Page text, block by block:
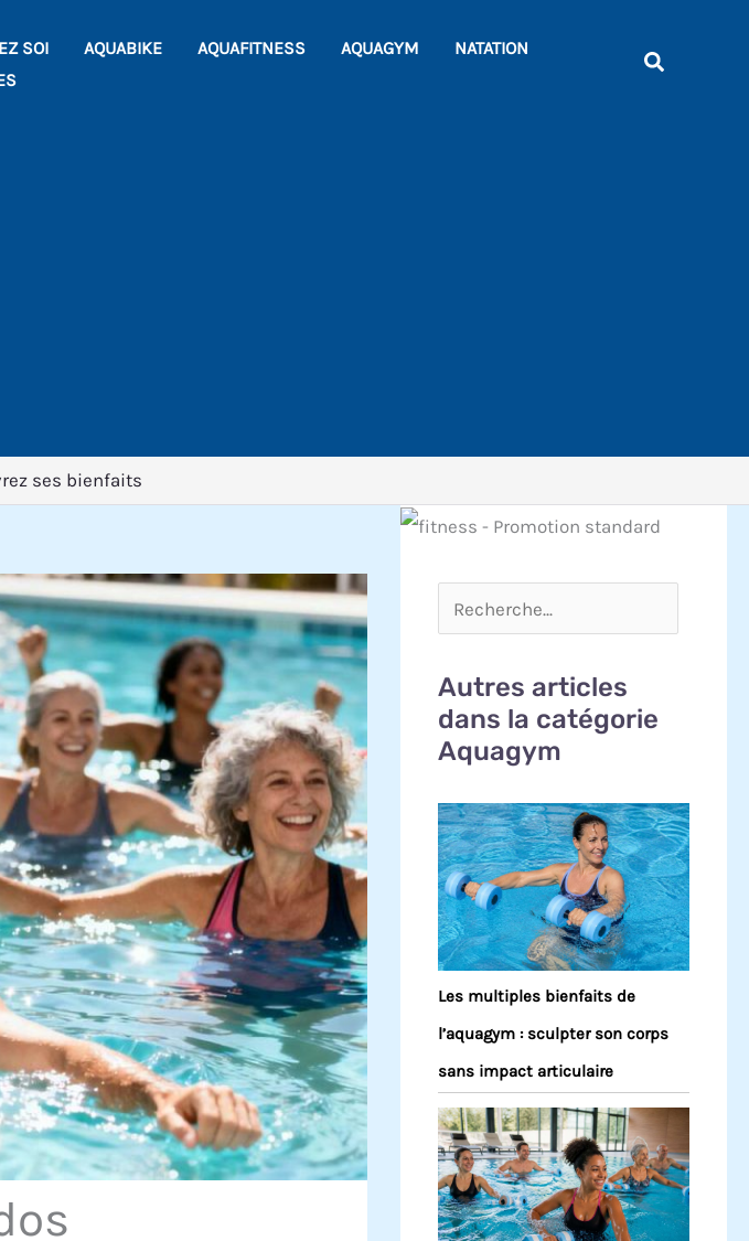
SOI AQUABIKE AQUAFITNESS AQUAGYM
NATATION
ses bienfaits
Autres articles
dans la catégorie
Aquagym
Les multiples bienfaits de
l’aquagym : sculpter son corps
sans impact articulaire